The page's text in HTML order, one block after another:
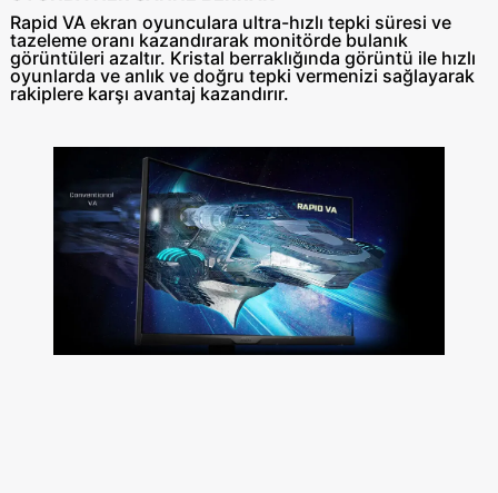
Rapid VA ekran oyunculara ultra-hızlı tepki süresi ve
tazeleme oranı kazandırarak monitörde bulanık
görüntüleri azaltır. Kristal berraklığında görüntü ile hızlı
oyunlarda ve anlık ve doğru tepki vermenizi sağlayarak
rakiplere karşı avantaj kazandırır.